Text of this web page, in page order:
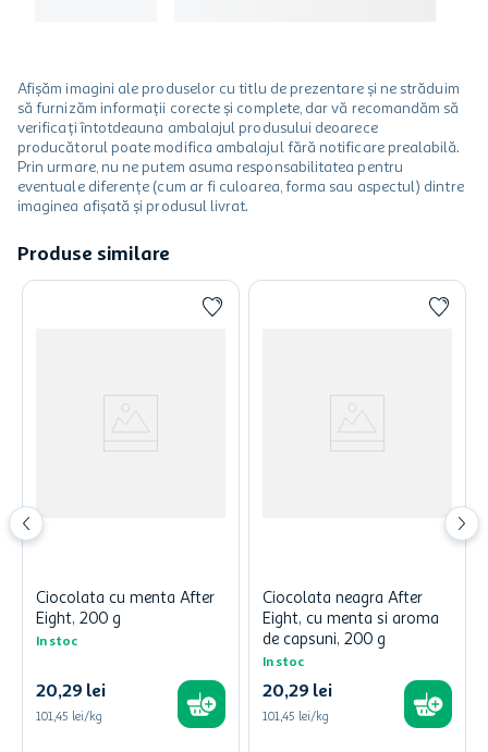
Afișăm imagini ale produselor cu titlu de prezentare și ne străduim
să furnizăm informații corecte și complete, dar vă recomandăm să
verificați întotdeauna ambalajul produsului deoarece
producătorul poate modifica ambalajul fără notificare prealabilă.
Prin urmare, nu ne putem asuma responsabilitatea pentru
eventuale diferențe (cum ar fi culoarea, forma sau aspectul) dintre
imaginea afișată și produsul livrat.
Produse similare
Ciocolata cu menta After
Eight, 200 g
In stoc
20,29 lei
101,45 lei/kg
Ciocolata neagra After
Eight, cu menta si aroma
de capsuni, 200 g
In stoc
20,29 lei
101,45 lei/kg